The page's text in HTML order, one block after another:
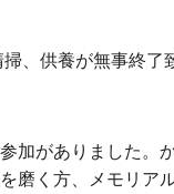
、供養が無事終了
加がありました。
磨く方、メモリア